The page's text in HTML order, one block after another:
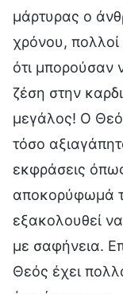
μάρτυρας ο
χρόνου, πολλοί
ότι μπορούσαν
ζέση στην
μεγάλος! Ο
τόσο
εκφράσεις
αποκορύφωμά
εξακολουθεί
με σαφήνεια.
Θεός έχει